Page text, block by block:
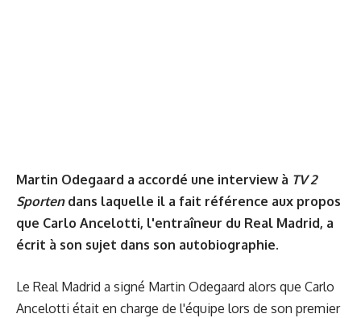
Martin Odegaard a accordé une interview à TV 2
Sportendans laquelle il a fait référence aux propos
que Carlo Ancelotti, l'entraîneur du Real Madrid, a
écrit à son sujet dans son autobiographie.
Le Real Madrid a signé Martin Odegaard alors que Carlo
Ancelotti était en charge de l'équipe lors de son premier